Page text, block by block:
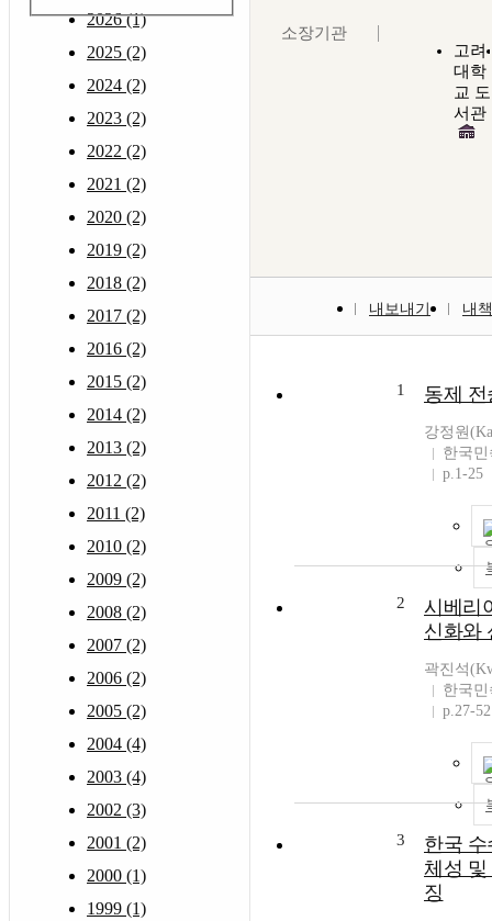
2026 (1)
2025 (2)
2024 (2)
2023 (2)
2022 (2)
2021 (2)
2020 (2)
2019 (2)
2018 (2)
2017 (2)
2016 (2)
2015 (2)
2014 (2)
2013 (2)
2012 (2)
2011 (2)
2010 (2)
2009 (2)
2008 (2)
2007 (2)
2006 (2)
2005 (2)
2004 (4)
2003 (4)
2002 (3)
2001 (2)
2000 (1)
1999 (1)
소장기관
고려
대학
교 도
서관
내보내기 내
1 동제
강정원
한국
p.1-25
2
시베리
신화와
곽진석
한국
p.27-52
3
한국
체성 및
징